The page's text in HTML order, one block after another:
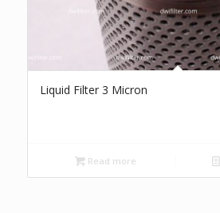
Liquid Filter 3 Micron
Read more